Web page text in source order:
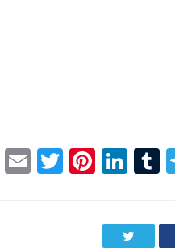
Messenger
EmailTwitter